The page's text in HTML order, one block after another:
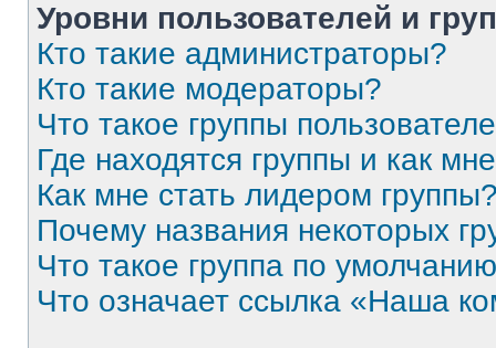
Уровни пользователей и
Кто такие администраторы?
Кто такие модераторы?
Что такое группы
Где находятся группы и как
Как мне стать лидером
Почему названия некоторых
Что такое группа по
Что означает ссылка «Наша